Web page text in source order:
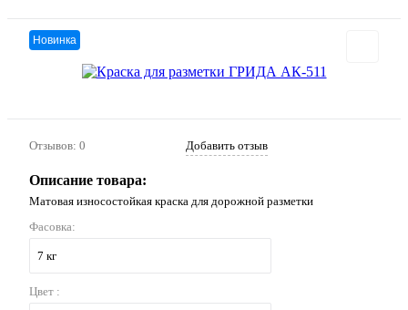
Новинка
Отзывов: 0 Добавить отзыв
Описание товара:
Матовая износостойкая краска для дорожной разметки
Фасовка:
7 кг
Цвет :